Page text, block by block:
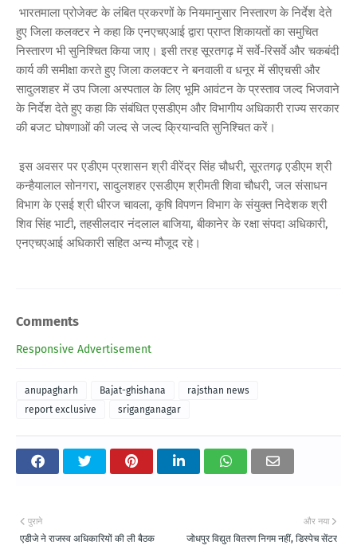
भारतमाला प्रोजेक्ट के लंबित प्रकरणों के नियमानुसार निस्तारण के निर्देश देते
हुए जिला कलक्टर ने कहा कि एनएचएआई द्वारा प्राप्त शिकायतों का समुचित
निस्तारण भी सुनिश्चित किया जाए। इसी तरह सूरतगढ़ में सर्वे-रिसर्वे और चकबंदी
कार्य की समीक्षा करते हुए जिला कलक्टर ने बनवाली व धनूर में सीएचसी और
सादुलशहर में उप जिला अस्पताल के लिए भूमि आवंटन के प्रस्ताव जल्द भिजवाने
के निर्देश देते हुए कहा कि संबंधित एसडीएम और विभागीय अधिकारी राज्य सरकार
की बजट घोषणाओं की जल्द से जल्द क्रियान्वति सुनिश्चित करें।
इस अवसर पर एडीएम प्रशासन श्री वीरेंद्र सिंह चौधरी, सूरतगढ़ एडीएम श्री
कन्हैयालाल सोनगरा, सादुलशहर एसडीएम श्रीमती शिवा चौधरी, जल संसाधन
विभाग के एसई श्री धीरज चावला, कृषि विपणन विभाग के संयुक्त निदेशक श्री
शिव सिंह भाटी, तहसीलदार नंदलाल बाजिया, बीकानेर के रक्षा संपदा अधिकारी,
एनएचएआई अधिकारी सहित अन्य मौजूद रहे।
Comments
Responsive Advertisement
anupagharh Bajat-ghishana
rajsthan news
report exclusive
sriganganagar
और नया
जोधपुर विद्युत वितरण निगम नहीं, डिस्पेच सेंटर
पुराने
एडीजे ने राजस्व अधिकारियों की ली बैठक